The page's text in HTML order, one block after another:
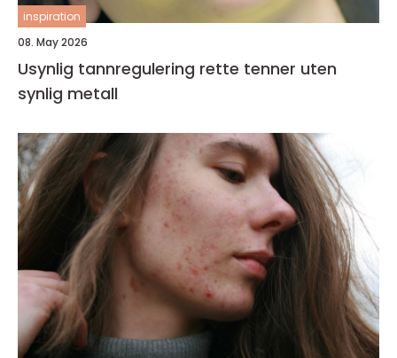
inspiration
08. May 2026
Usynlig tannregulering rette tenner uten
synlig metall